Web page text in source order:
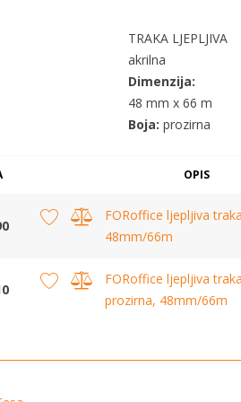
TRAKA LJEPLJIVA
akrilna
Dimenzija:
48 mm x 66 m
Boja: prozirna
OPIS
FORoffice ljepljiva
48mm/66m
FORoffice ljepljiva
prozirna, 48mm/66m